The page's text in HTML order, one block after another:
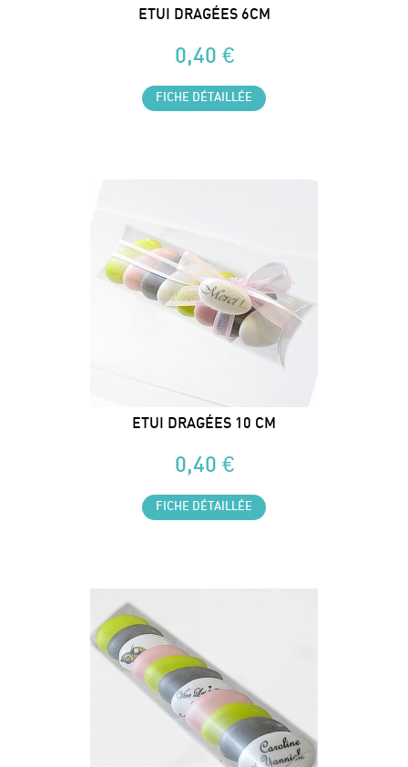
ETUI DRAGÉES 6CM
0,40 €
FICHE DÉTAILLÉE
ETUI DRAGÉES 10 CM
0,40 €
FICHE DÉTAILLÉE